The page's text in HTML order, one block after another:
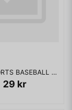
REALSPORTS BASEBALL ATARI 2600
29 kr